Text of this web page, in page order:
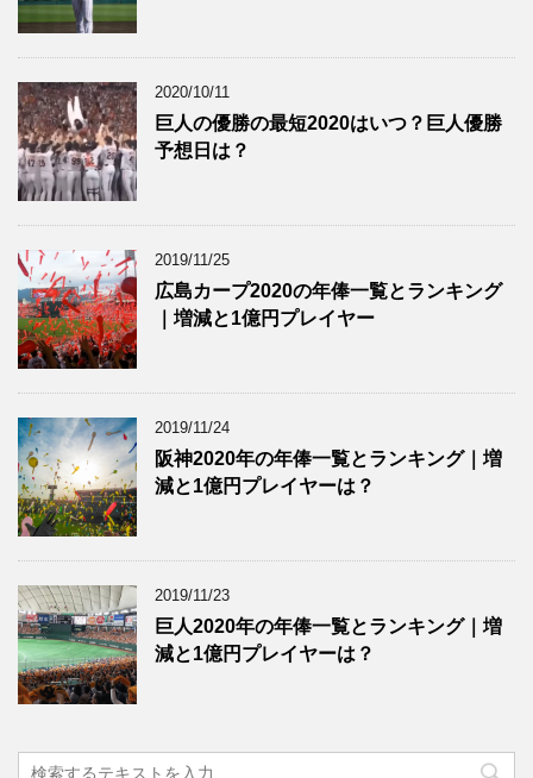
2020/10/11
巨人の優勝の最短2020はいつ？巨人優勝
予想日は？
2019/11/25
広島カープ2020の年俸一覧とランキング
｜増減と1億円プレイヤー
2019/11/24
阪神2020年の年俸一覧とランキング｜増
減と1億円プレイヤーは？
2019/11/23
巨人2020年の年俸一覧とランキング｜増
減と1億円プレイヤーは？